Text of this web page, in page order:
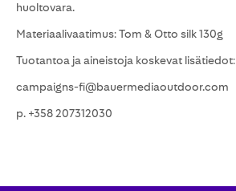
huoltovara.
Materiaalivaatimus: Tom & Otto silk 130g
Tuotantoa ja aineistoja koskevat lisätiedot:
campaigns-fi@bauermediaoutdoor.com
p. +358 207312030